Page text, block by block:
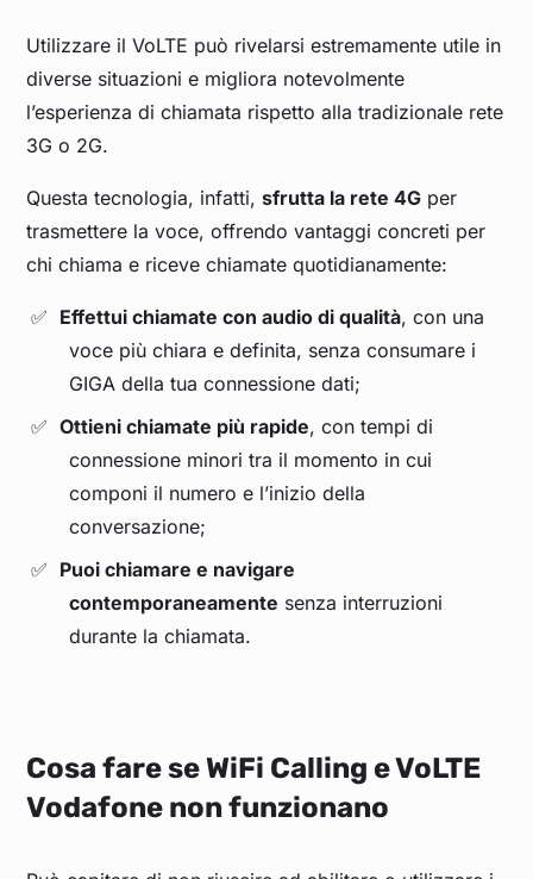
Utilizzare il VoLTE può rivelarsi estremamente utile in
diverse situazioni e migliora notevolmente
l’esperienza di chiamata rispetto alla tradizionale rete
3G o 2G.
Questa tecnologia, infatti,sfrutta la rete 4G per
trasmettere la voce, offrendo vantaggi concreti per
chi chiama e riceve chiamate quotidianamente:
Effettui chiamate con audio di qualità, con una
voce più chiara e definita, senza consumare i
GIGA della tua connessione dati;
Ottieni chiamate più rapide, con tempi di
connessione minori tra il momento in cui
componi il numero e l’inizio della
conversazione;
Puoi chiamare e navigare
contemporaneamente senza interruzioni
durante la chiamata.
Cosa fare se WiFi Calling e VoLTE
Vodafone non funzionano